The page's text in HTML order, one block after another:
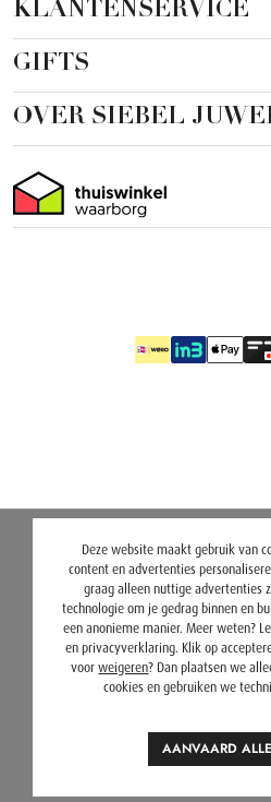
KLANTENSERVICE
GIFTS
OVER SIEBEL
Deze website maakt gebruik van
content en advertenties
graag alleen nuttige advertenties
technologie om je gedrag binnen en
een anonieme manier. Meer weten?
en privacyverklaring. Klik op
voorweigeren? Dan plaatsen we
cookies en gebruiken we
AANVAARD